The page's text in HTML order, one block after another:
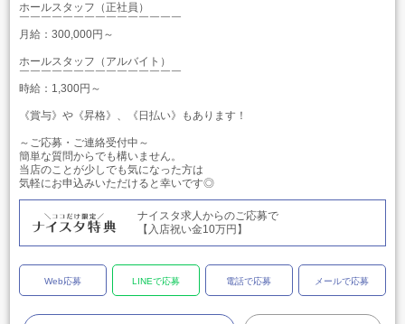
ホールスタッフ（正社員）
￣￣￣￣￣￣￣￣￣￣￣￣￣￣￣
月給：300,000円～
ホールスタッフ（アルバイト）
￣￣￣￣￣￣￣￣￣￣￣￣￣￣￣
時給：1,300円～
《賞与》や《昇格》、《日払い》もあります！
～ご応募・ご連絡受付中～
簡単な質問からでも構いません。
当店のことが少しでも気になった方は
気軽にお申込みいただけると幸いです◎
ナイスタ求人からのご応募で
【入店祝い金10万円】
Web応募 LINEで応募 電話で応募 メールで応募